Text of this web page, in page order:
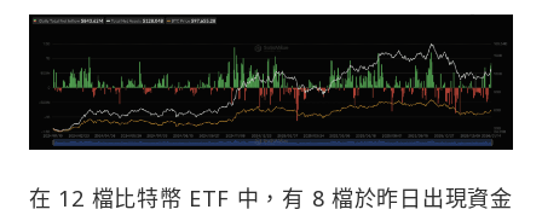
在 12 檔比特幣 ETF 中，有 8 檔於昨日出現資金